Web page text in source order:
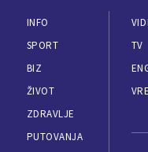
INFO
SPORT
BIZ
ŽIVOT
ZDRAVLJE
PUTOVANJA
TV